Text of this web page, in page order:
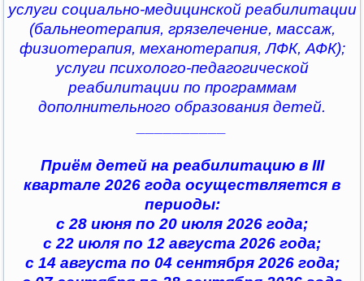
услуги социально-медицинской реабилитации
(бальнеотерапия, грязелечение, массаж,
физиотерапия, механотерапия, ЛФК, АФК);
услуги психолого-педагогической
реабилитации по программам
дополнительного образования детей.
Приём детей на реабилитацию в III
квартале 2026 года осуществляется в
периоды:
с 28 июня по 20 июля 2026 года;
с 22 июля по 12 августа 2026 года;
с 14 августа по 04 сентября 2026 года;